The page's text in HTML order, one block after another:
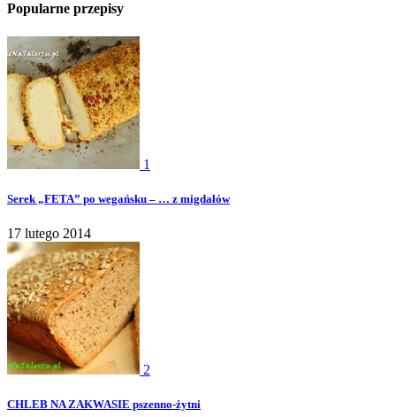
Popularne przepisy
1
Serek „FETA” po wegańsku – … z migdałów
17 lutego 2014
2
CHLEB NA ZAKWASIE pszenno-żytni